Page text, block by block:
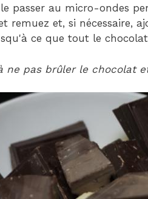
passer au micro-ondes
remuez et, si nécessaire,
ce que tout le
ne pas brûler le chocolat